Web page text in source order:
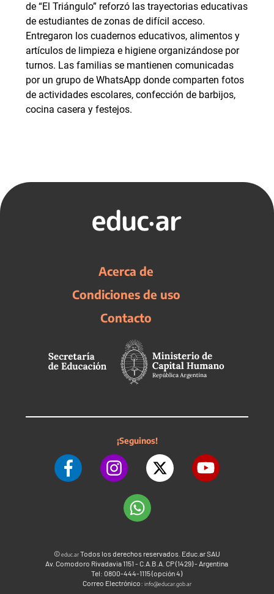
de “El Triángulo” reforzó las trayectorias educativas
de estudiantes de zonas de difícil acceso.
Entregaron los cuadernos educativos, alimentos y
artículos de limpieza e higiene organizándose por
turnos. Las familias se mantienen comunicadas
por un grupo de WhatsApp donde comparten fotos
de actividades escolares, confección de barbijos,
cocina casera y festejos.
Acerca de
Condiciones de uso
Contacto
¡Seguinos!
©educ.arTodos los derechos reservados. Educ.ar SAU
Av. Comodoro Rivadavia 1151 - C.A.B.A. CP (1429) - Argentina
Tel: 0800-444-1115 (opción 4)
Correo Electrónico: info@educar.gob.ar